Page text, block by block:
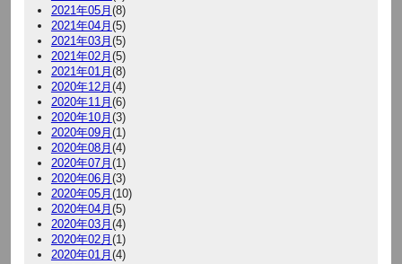
2021年05月 (8)
2021年04月 (5)
2021年03月 (5)
2021年02月 (5)
2021年01月 (8)
2020年12月 (4)
2020年11月 (6)
2020年10月 (3)
2020年09月 (1)
2020年08月 (4)
2020年07月 (1)
2020年06月 (3)
2020年05月 (10)
2020年04月 (5)
2020年03月 (4)
2020年02月 (1)
2020年01月 (4)